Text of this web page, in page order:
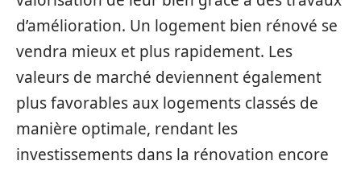
d’amélioration. Un logement bien rénové se
vendra mieux et plus rapidement. Les
valeurs de marché deviennent également
plus favorables aux logements classés de
manière optimale, rendant les
investissements dans la rénovation encore